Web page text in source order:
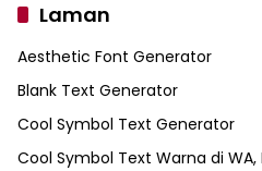
Laman
Aesthetic Font Generator
Blank Text Generator
Cool Symbol Text Generator
Cool Symbol Text Warna di WA,